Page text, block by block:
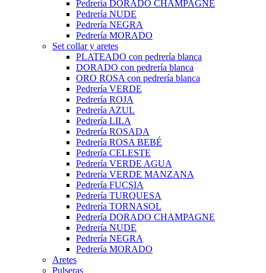
Pedrería DORADO CHAMPAGNE
Pedrería NUDE
Pedrería NEGRA
Pedrería MORADO
Set collar y aretes
PLATEADO con pedrería blanca
DORADO con pedrería blanca
ORO ROSA con pedrería blanca
Pedrería VERDE
Pedrería ROJA
Pedrería AZUL
Pedrería LILA
Pedrería ROSADA
Pedrería ROSA BEBÉ
Pedrería CELESTE
Pedrería VERDE AGUA
Pedrería VERDE MANZANA
Pedrería FUCSIA
Pedrería TURQUESA
Pedrería TORNASOL
Pedrería DORADO CHAMPAGNE
Pedrería NUDE
Pedrería NEGRA
Pedrería MORADO
Aretes
Pulseras